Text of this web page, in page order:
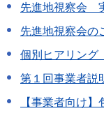
先進地視察会
先進地視察会の
個別ヒアリン
第１回事業者
【事業者向け